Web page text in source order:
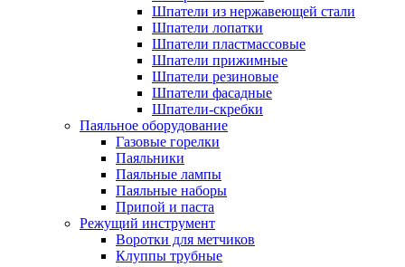
Шпатели из нержавеющей стали
Шпатели лопатки
Шпатели пластмассовые
Шпатели прижимные
Шпатели резиновые
Шпатели фасадные
Шпатели-скребки
Паяльное оборудование
Газовые горелки
Паяльники
Паяльные лампы
Паяльные наборы
Припой и паста
Режущий инструмент
Воротки для метчиков
Клуппы трубные